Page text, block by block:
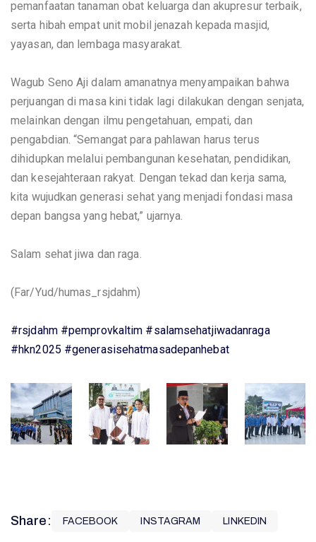
J
A
H
pemanfaatan tanaman obat keluarga dan akupresur terbaik,
serta hibah empat unit mobil jenazah kepada masjid,
yayasan, dan lembaga masyarakat.
Wagub Seno Aji dalam amanatnya menyampaikan bahwa
perjuangan di masa kini tidak lagi dilakukan dengan senjata,
melainkan dengan ilmu pengetahuan, empati, dan
pengabdian. “Semangat para pahlawan harus terus
dihidupkan melalui pembangunan kesehatan, pendidikan,
dan kesejahteraan rakyat. Dengan tekad dan kerja sama,
kita wujudkan generasi sehat yang menjadi fondasi masa
depan bangsa yang hebat,” ujarnya.
Salam sehat jiwa dan raga.
(Far/Yud/humas_rsjdahm)
#rsjdahm #pemprovkaltim #salamsehatjiwadanraga
#hkn2025 #generasisehatmasadepanhebat
Share: FACEBOOK INSTAGRAM LINKEDIN